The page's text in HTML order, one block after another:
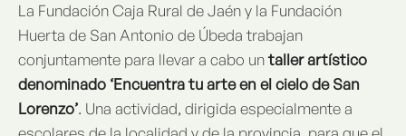
La Fundación Caja Rural de Jaén y la Fundación
Huerta de San Antonio de Úbeda trabajan
conjuntamente para llevar a cabo untaller artístico
denominado ‘Encuentra tu arte en el cielo de San
Lorenzo’. Una actividad, dirigida especialmente a